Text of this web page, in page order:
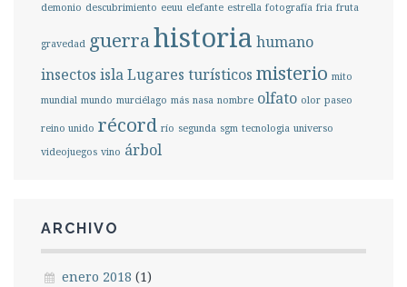
demonio descubrimiento eeuu elefante estrella fotografía fria fruta
gravedad guerrahistoria humano
insectos islaLugares turísticos misterio mito
mundial mundo murciélago más nasa nombre olfato olor paseo
reino unido récord río segunda sgm tecnologia universo
videojuegos vino árbol
ARCHIVO
enero 2018 (1)